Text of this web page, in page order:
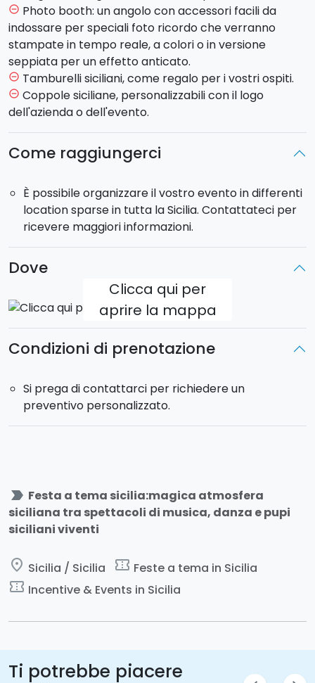
remove_circle_outline Photo booth: un angolo con accessori facili da
indossare per speciali foto ricordo che verranno
stampate in tempo reale, a colori o in versione
seppiata per un effetto anticato.
remove_circle_outline Tamburelli siciliani, come regalo per i vostri ospiti.
remove_circle_outline Coppole siciliane, personalizzabili con il logo
dell'azienda o dell'evento.
Come raggiungerci
È possibile organizzare il vostro evento in differenti
location sparse in tutta la Sicilia. Contattateci per
ricevere maggiori informazioni.
Dove
Clicca qui per
aprire la mappa
Condizioni di prenotazione
Si prega di contattarci per richiedere un
preventivo personalizzato.
label_important Festa a tema sicilia:magica atmosfera
siciliana tra spettacoli di musica, danza e pupi
siciliani viventi
place Sicilia / Sicilia confirmation_number Feste a tema in Sicilia
confirmation_number Incentive & Events in Sicilia
Ti potrebbe piacere